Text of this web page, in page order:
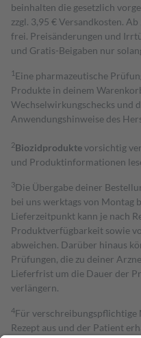
beinhalten die gesetzlich
zzgl. 3,95 € Versandkosten.
frei. Preisänderungen und
und Gratis-Beigaben nur
1 Eine pharmazeutische
Produkte in deinem
Wechselwirkungschecks und
Anwendungshinweise des
2Biozidproduktevorsichtig
und Produktinformationen
3Die Übergabe deiner
bei uns werktags von Montag
Lieferzeitpunkt kann je nach
Produktverfügbarkeit sowie
abweichen. Darüber hinaus
Prüfungen, die zu deiner
Lieferfrist um die Dauer der
verlängern.
4Für
Rezept aus und der Patient